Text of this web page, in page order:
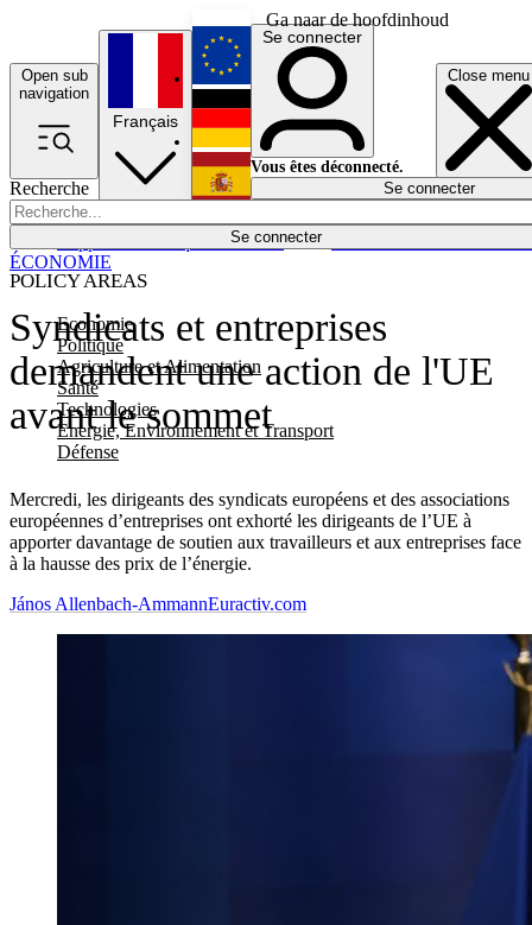
Ga naar de hoofdinhoud
Open sub
navigation
Close menu
Recherche
Se connecter
POLICY AREAS
Economie
Politique
Agriculture et Alimentation
Santé
Technologies
Energie, Environnement et Transport
Défense
Économie
Français
English
Deutsch
Español
Se connecter
Vous êtes déconnecté.
Se connecter
Syndicats et entreprises
demandent une action de l'UE
avant le sommet
Mercredi, les dirigeants des syndicats européens et des associations
européennes d’entreprises ont exhorté les dirigeants de l’UE à
apporter davantage de soutien aux travailleurs et aux entreprises face
à la hausse des prix de l’énergie.
ÉCONOMIE
János Allenbach-AmmannEuractiv.com